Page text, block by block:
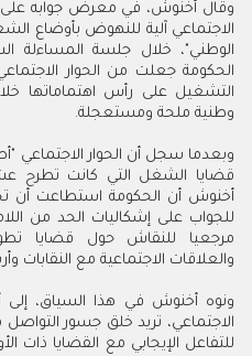
وقال أخنوش، في معرض جوابه
الاجتماعي آلية للنهوض بأوضاع
الوطني"، خلال جلسة المساءلة
الحكومة جعلت من الحوار
التشغيل على رأس اهتماماتها خلال
وطنية ملحة ومستعجلة.
وبعدما سجل أن الحوار الاجتماعي
قضايا الشغل التي كانت تطرح
أخنوش أن الحكومة استطاعت أن
للجواب على إشكاليات الحد من
مرجعيا للنقاش حول قضايا
والعلاقات الاجتماعية مع النقابات
ونوه أخنوش في هذا السياق، إلى
الاجتماعي، تريد خلق جسور التواصل
للتفاعل الإيجابي مع القضايا ذات